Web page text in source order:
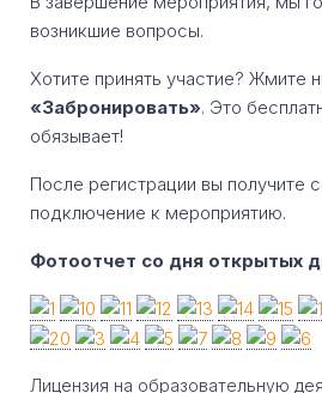
возникшие вопросы.
Хотите принять участие? Жмите
«Забронировать». Это
обязывает!
После регистрации вы получите
подключение к мероприятию.
Фотоотчет со дня открытых
Лицензия на образовательную